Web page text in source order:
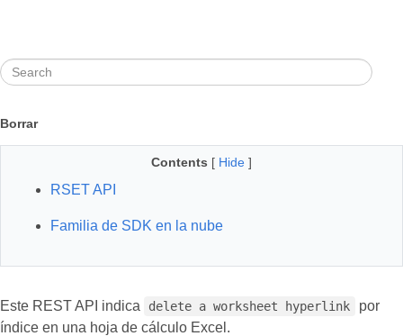
Borrar
Contents [ Hide ]
RSET API
Familia de SDK en la nube
Este REST API indica delete a worksheet hyperlink
por
índice en una hoja de cálculo Excel.